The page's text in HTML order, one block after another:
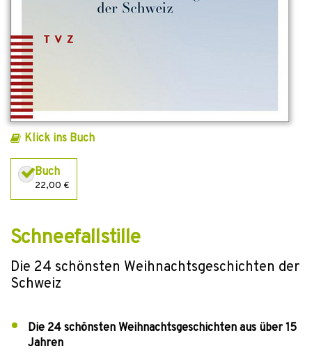
Klick ins Buch
Buch
22,00 €
Schneefallstille
Die 24 schönsten Weihnachtsgeschichten der
Schweiz
Die 24 schönsten Weihnachtsgeschichten aus über 15
Jahren